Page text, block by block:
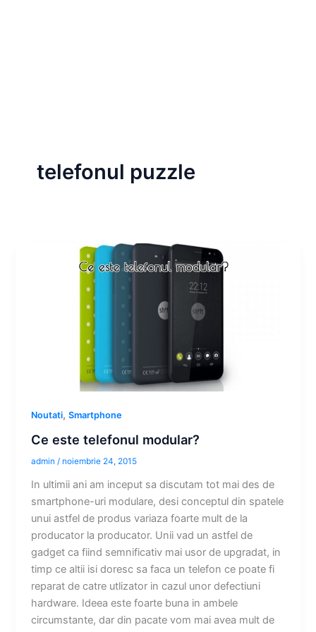
telefonul puzzle
Noutati,Smartphone
Ce este telefonul modular?
admin/ noiembrie 24, 2015
In ultimii ani am inceput sa discutam tot mai des de
smartphone-uri modulare, desi conceptul din spatele
unui astfel de produs variaza foarte mult de la
producator la producator. Unii vad un astfel de
gadget ca fiind semnificativ mai usor de upgradat, in
timp ce altii isi doresc sa faca un telefon ce poate fi
reparat de catre utlizator in cazul unor defectiuni
hardware. Ideea este foarte buna in ambele
circumstante, dar din pacate vom mai avea mult de